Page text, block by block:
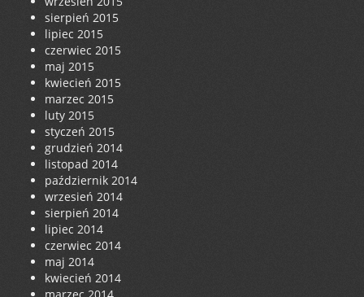
sierpień 2015
lipiec 2015
czerwiec 2015
maj 2015
kwiecień 2015
marzec 2015
luty 2015
styczeń 2015
grudzień 2014
listopad 2014
październik 2014
wrzesień 2014
sierpień 2014
lipiec 2014
czerwiec 2014
maj 2014
kwiecień 2014